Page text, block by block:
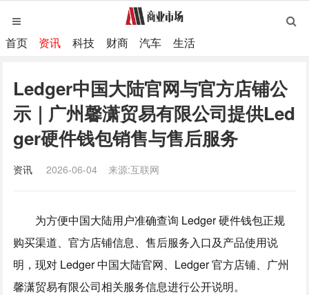
首页 资讯 科技 财商 汽车 生活
Ledger中国大陆官网与官方店铺公
示｜广州馨潇贸易有限公司提供Led
ger硬件钱包销售与售后服务
资讯 2026-06-04 来源:互联网
为方便中国大陆用户准确查询 Ledger 硬件钱包正规
购买渠道、官方店铺信息、售后服务入口及产品使用说
明，现对 Ledger 中国大陆官网、Ledger 官方店铺、广州
馨潇贸易有限公司相关服务信息进行公开说明。